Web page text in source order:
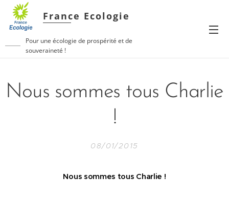
France Ecologie
Pour une écologie de prospérité et de
souveraineté !
Nous sommes tous Charlie
!
08/01/2015
Nous sommes tous Charlie !